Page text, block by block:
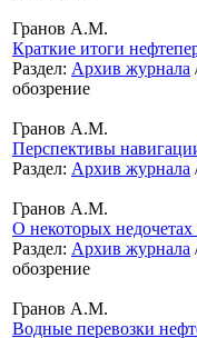
Гранов А.М.
Краткие итоги
Раздел: Архив журнала
обозрение
Гранов А.М.
Перспективы
Раздел: Архив журнала
Гранов А.М.
О некоторых недочетах
Раздел: Архив журнала
обозрение
Гранов А.М.
Водные перевозки